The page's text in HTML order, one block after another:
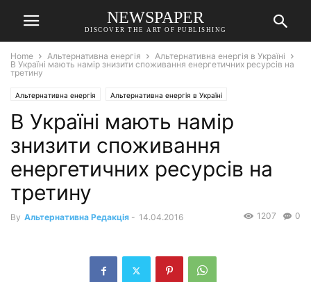
NEWSPAPER
DISCOVER THE ART OF PUBLISHING
Home Альтернативна енергія
Альтернативна енергія в Україні
В Україні мають намір знизити споживання енергетичних ресурсів на
третину
Альтернативна енергія Альтернативна енергія в Україні
В Україні мають намір
знизити споживання
енергетичних ресурсів на
третину
By Альтернативна Редакція - 14.04.2016 0
1207